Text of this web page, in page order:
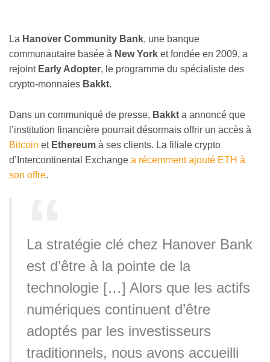
La Hanover Community Bank, une banque
communautaire basée à New York et fondée en 2009, a
rejoint Early Adopter, le programme du spécialiste des
crypto-monnaies Bakkt.
Dans un communiqué de presse, Bakkt a annoncé que
l’institution financière pourrait désormais offrir un accès à
Bitcoin et Ethereum à ses clients. La filiale crypto
d’Intercontinental Exchange a récemment ajouté ETH à
son offre.
La stratégie clé chez Hanover Bank
est d’être à la pointe de la
technologie […] Alors que les actifs
numériques continuent d’être
adoptés par les investisseurs
traditionnels, nous avons accueilli